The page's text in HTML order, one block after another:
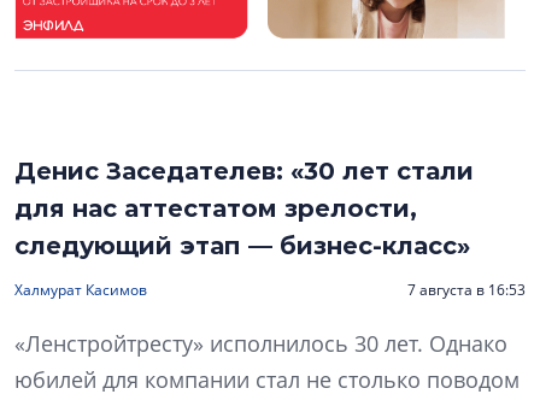
Денис Заседателев: «30 лет стали
для нас аттестатом зрелости,
следующий этап — бизнес-класс»
Халмурат Касимов 7 августа в 16:53
«Ленстройтресту» исполнилось 30 лет. Однако
юбилей для компании стал не столько поводом